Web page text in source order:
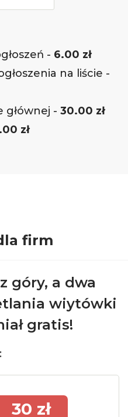
- 6.00 zł
na liście -
głównej - 30.00 zł
zł
firm
góry, a dwa
wiytówki
gratis!
30 zł